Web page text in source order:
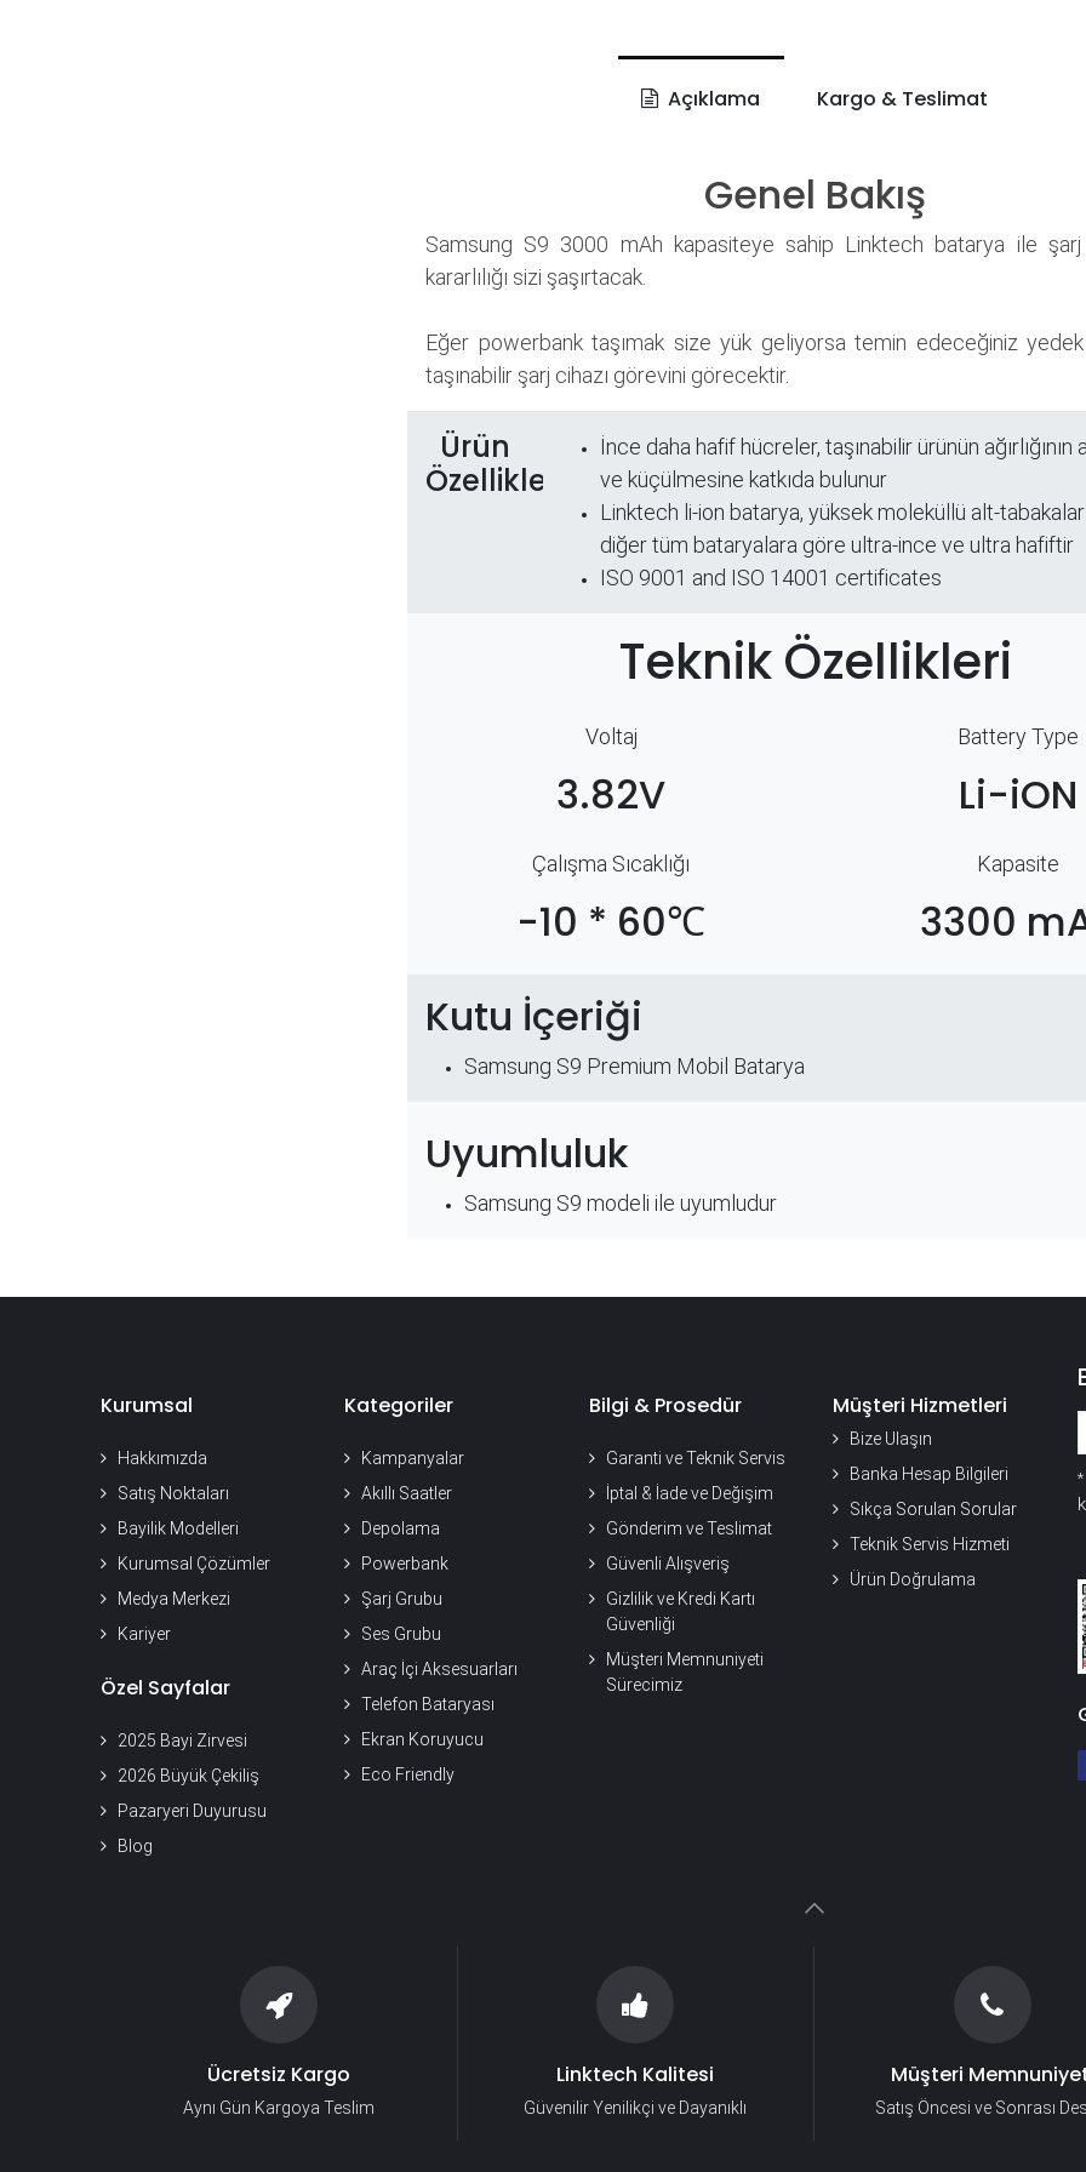
Açıklama Kargo & Teslimat
Genel Bakış
Samsung S9 3000 mAh kapasiteye sahip Linktech batarya ile şarj
kararlılığı sizi şaşırtacak.
Eğer powerbank taşımak size yük geliyorsa temin edeceğiniz
taşınabilir şarj cihazı görevini görecektir.
Ürün
Özellikleri
İnce daha hafif hücreler, taşınabilir ürünün ağırlığının
ve küçülmesine katkıda bulunur
Linktech li-ion batarya, yüksek moleküllü alt-
diğer tüm bataryalara göre ultra-ince ve ultra hafiftir
ISO 9001 and ISO 14001 certificates
Teknik Özellikleri
Voltaj
3.82V
Battery Type
Li-iON
Çalışma Sıcaklığı
-10 * 60℃
Kapasite
3300
Kutu İçeriği
Samsung S9 Premium Mobil Batarya
Uyumluluk
Samsung S9 modeli ile uyumludur
Kurumsal
Hakkımızda
Satış Noktaları
Bayilik Modelleri
Kurumsal Çözümler
Medya Merkezi
Kariyer
Özel Sayfalar
2025 Bayi Zirvesi
2026 Büyük Çekiliş
Pazaryeri Duyurusu
Blog
Kategoriler
Kampanyalar
Akıllı Saatler
Depolama
Powerbank
Şarj Grubu
Ses Grubu
Araç İçi Aksesuarları
Telefon Bataryası
Ekran Koruyucu
Eco Friendly
Bilgi & Prosedür
Garanti ve Teknik Servis
İptal & İade ve Değişim
Gönderim ve Teslimat
Güvenli Alışveriş
Gizlilik ve Kredi Kartı
Güvenliği
Müşteri Memnuniyeti
Sürecimiz
Müşteri Hizmetleri
Bize Ulaşın
Banka Hesap Bilgileri
Sıkça Sorulan Sorular
Teknik Servis Hizmeti
Ürün Doğrulama
*
Ücretsiz Kargo
Aynı Gün Kargoya Teslim
Linktech Kalitesi
Güvenilir Yenilikçi ve Dayanıklı
Müşteri
Satış Öncesi ve Sonrası